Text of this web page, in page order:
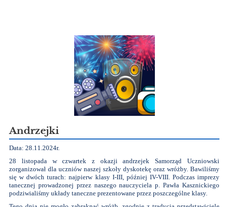
Andrzejki
Data: 28.11.2024r.
28 listopada w czwartek z okazji andrzejek Samorząd Uczniowski
zorganizował dla uczniów naszej szkoły dyskotekę oraz wróżby. Bawiliśmy
się w dwóch turach: najpierw klasy I-III, później IV-VIII. Podczas imprezy
tanecznej prowadzonej przez naszego nauczyciela p. Pawła Kasznickiego
podziwialiśmy układy taneczne prezentowane przez poszczególne klasy.